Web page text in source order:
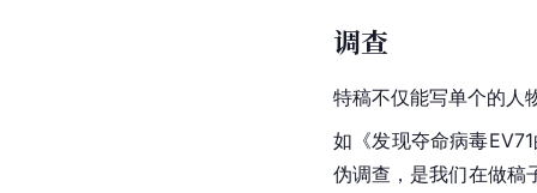
调查
特稿不仅能写单个的人
如《发现夺命病毒
伪调查，是我们在做稿